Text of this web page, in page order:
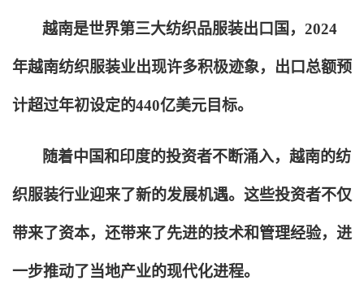
越南是世界第三大纺织品服装出口国，2024
年越南纺织服装业出现许多积极迹象，出口总额预
计超过年初设定的440亿美元目标。
随着中国和印度的投资者不断涌入，越南的纺
织服装行业迎来了新的发展机遇。这些投资者不仅
带来了资本，还带来了先进的技术和管理经验，进
一步推动了当地产业的现代化进程。